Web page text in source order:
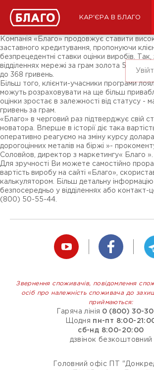
КАР'ЄРА В БЛАГО
ЗМІ про нас
Підписники соц-мереж
Ярмарки
Компанія «Благо» продовжує ставити
заставного кредитування, пропонуючи
безпрецедентні ставки оцінки виробів. Так,
відділеннях мережі за грам золота 585
до 368 гривень.
Більш того, клієнти-учасники програми
можуть розраховувати на ще більш
оцінки зростає в залежності від статусу -
гривень за грам.
«Благо» в черговий раз підтверджує свій
новатора. Вперше в історії діє така
оперативно реагуємо на зміну курсу долара
дорогоцінних металів на біржі »-
Соловйов, директор з маркетингу« Благо ».
Для зручності Ви можете самостійно
вартість виробу на сайті «Благо»,
калькулятором. Більш детальну
безпосередньо у відділеннях або контакт-
(800) 50-55-44.
Звернення споживачів, повідомлення
осіб про належність споживача до
приймаються:
Гаряча лінія 0 (800) 30-
Щодня пн-пт 8:00-
сб-нд 8:00-20:00
дзвінок безкоштовний
Головний офіс ПТ